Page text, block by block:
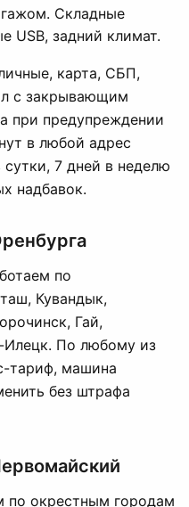
Складные
USB, задний климат.
карта, СБП,
с закрывающим
при предупреждении
в любой адрес
7 дней в неделю
надбавок.
по
Кувандык,
Гай,
Илецк. По любому из
тариф, машина
без штрафа
по окрестным городам